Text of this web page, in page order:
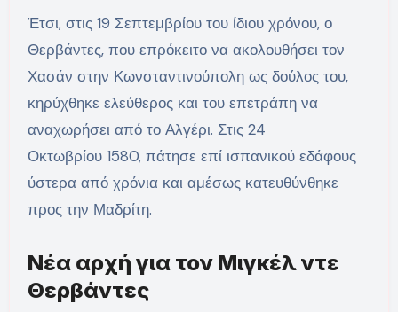
Έτσι, στις 19 Σεπτεμβρίου του ίδιου χρόνου, ο
Θερβάντες, που επρόκειτο να ακολουθήσει τον
Χασάν στην Κωνσταντινούπολη ως δούλος του,
κηρύχθηκε ελεύθερος και του επετράπη να
αναχωρήσει από το Αλγέρι. Στις 24
Οκτωβρίου 1580, πάτησε επί ισπανικού εδάφους
ύστερα από χρόνια και αμέσως κατευθύνθηκε
προς την Μαδρίτη.
Νέα αρχή για τον Μιγκέλ ντε
Θερβάντες